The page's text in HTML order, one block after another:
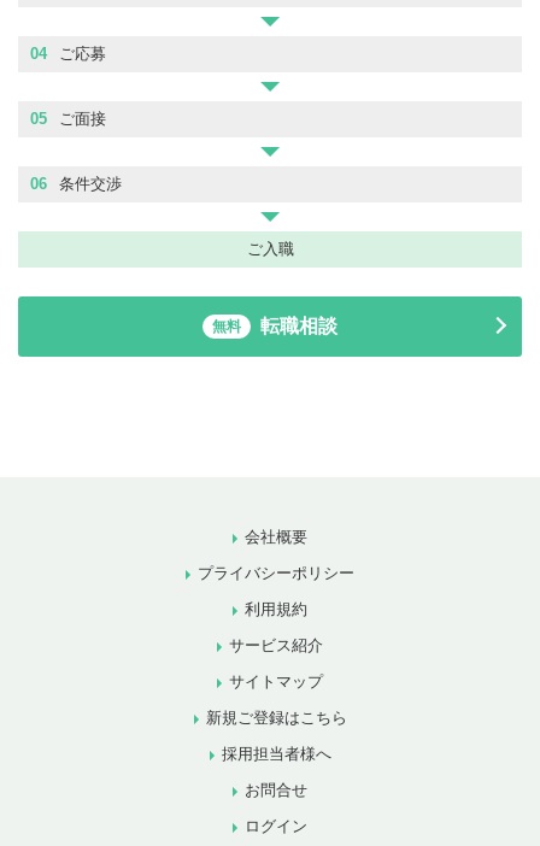
04 ご応募
05 ご面接
06 条件交渉
ご入職
無料 転職相談
会社概要
プライバシーポリシー
利用規約
サービス紹介
サイトマップ
新規ご登録はこちら
採用担当者様へ
お問合せ
ログイン